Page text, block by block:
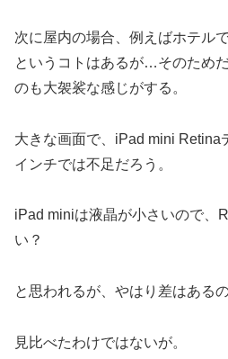
次に屋内の場合、例えばホテル
というコトはあるが…そのため
のも大袈裟な感じがする。
大きな画面で、iPad mini Retina
インチでは不足だろう。
iPad miniは液晶が小さいので、
い？
と思われるが、やはり差はある
見比べたわけではないが。